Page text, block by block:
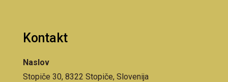
Kontakt
Naslov
Stopiče 30, 8322 Stopiče, Slovenija